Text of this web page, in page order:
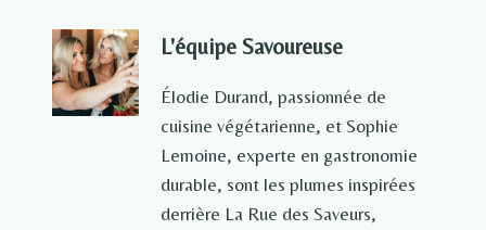
L'équipe Savoureuse
Élodie Durand, passionnée de
cuisine végétarienne, et Sophie
Lemoine, experte en gastronomie
durable, sont les plumes inspirées
derrière La Rue des Saveurs,